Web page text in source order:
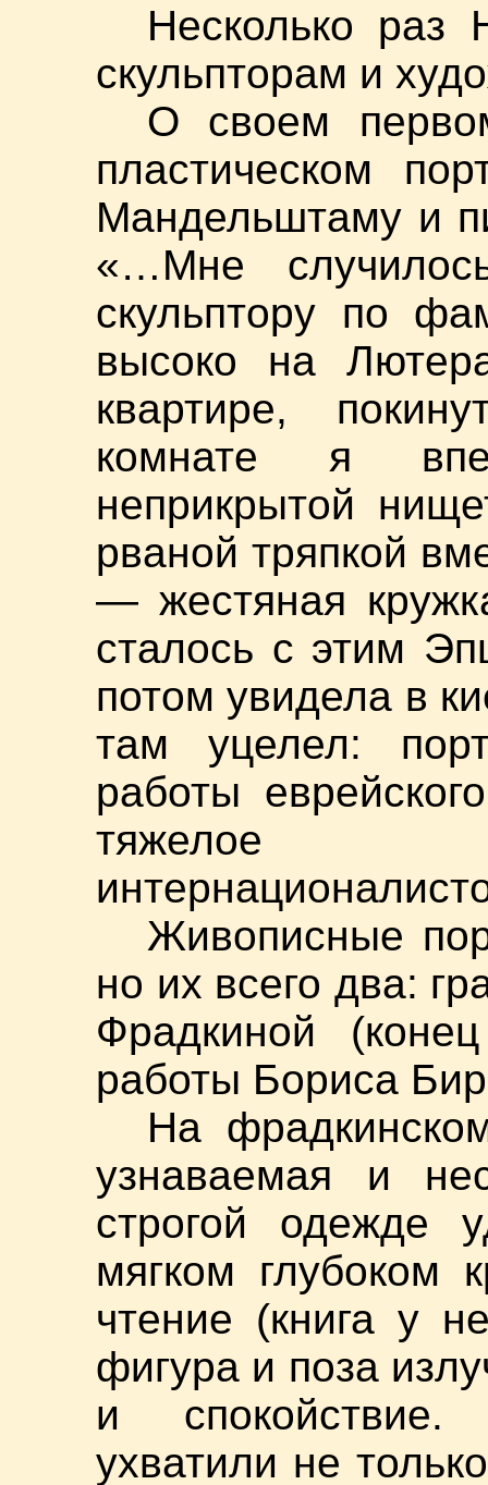
Несколько
скульпторам и
О своем
пластическом
Мандельштаму и
«…Мне
скульптору по
высоко на
квартире,
комнате я
неприкрытой
рваной тряпкой
— жестяная
сталось с этим
потом увидела в
там уцелел:
работы
тяжелое
Живописные
но их всего два:
Фрадкиной
работы Бориса
На
узнаваемая и
строгой одежде
мягком глубоком
чтение (книга у
фигура и поза
и
ухватили не